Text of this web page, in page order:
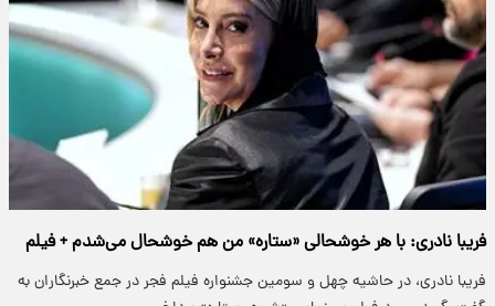
فریبا نادری: با هر خوشحالی «ستاره» من هم خوشحال می‌شدم + فیلم
فریبا نادری، در حاشیه چهل و سومین جشنواره فیلم فجر در جمع خبرنگاران به